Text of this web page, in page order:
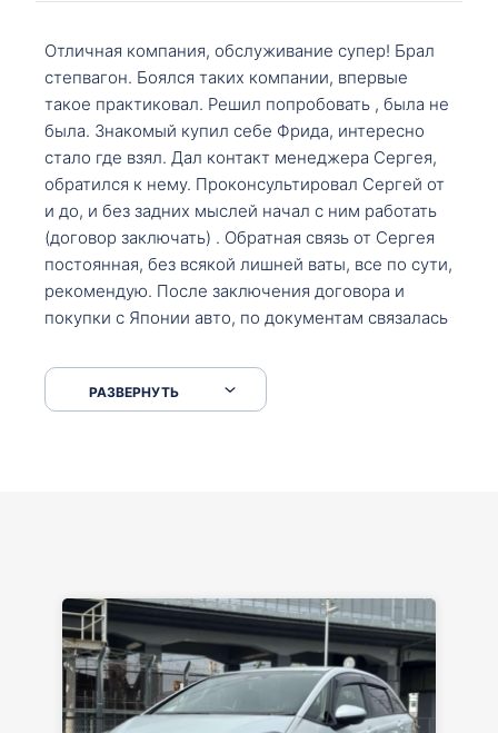
Отличная компания, обслуживание супер! Брал
степвагон. Боялся таких компании, впервые
такое практиковал. Решил попробовать , была не
была. Знакомый купил себе Фрида, интересно
стало где взял. Дал контакт менеджера Сергея,
обратился к нему. Проконсультировал Сергей от
и до, и без задних мыслей начал с ним работать
(договор заключать) . Обратная связь от Сергея
постоянная, без всякой лишней ваты, все по сути,
рекомендую. После заключения договора и
покупки с Японии авто, по документам связалась
что заполнить, куда зайти, образцы и т.д. После
приехал за авто. Меня тепло встретили Сергей с
РАЗВЕРНУТЬ